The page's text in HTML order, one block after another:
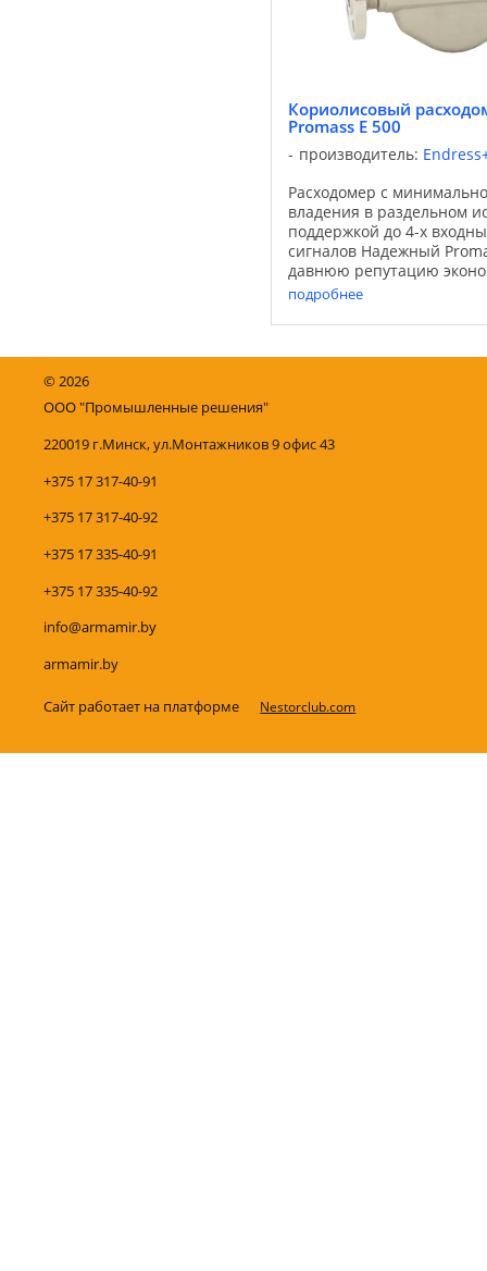
Кориолисовый
Promass E 500
производитель:
Расходомер с
владения в раздельном
поддержкой до 4-х
сигналов Надежный
давнюю репутацию
эффективного решения
измерения расхода
широком ...
подробнее
©2026
ООО "Промышленные решения"
220019 г.Минск, ул.Монтажников 9 офис 43
+375 17 317-40-91
+375 17 317-40-92
+375 17 335-40-91
+375 17 335-40-92
info@armamir.by
armamir.by
Сайт работает на платформе Nestorclub.com